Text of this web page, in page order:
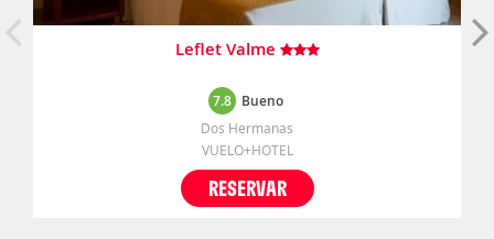
Leflet Valme
7.8 Bueno
Dos Hermanas
VUELO+HOTEL
RESERVAR